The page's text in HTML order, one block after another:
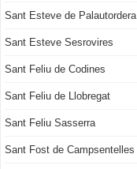
Sant Esteve de Palautordera
Sant Esteve Sesrovires
Sant Feliu de Codines
Sant Feliu de Llobregat
Sant Feliu Sasserra
Sant Fost de Campsentelles